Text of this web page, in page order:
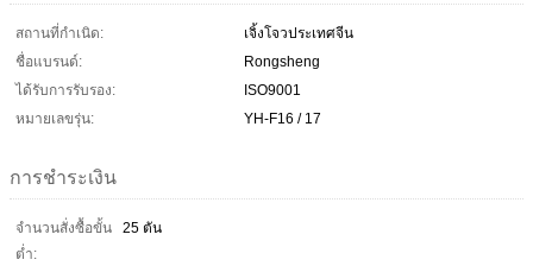
สถานที่กำเนิด:
เจิ้งโจวประเทศจีน
ชื่อแบรนด์:
Rongsheng
ได้รับการรับรอง:
ISO9001
หมายเลขรุ่น:
YH-F16 / 17
การชำระเงิน
จำนวนสั่งซื้อขั้น
ต่ำ:
25 ตัน